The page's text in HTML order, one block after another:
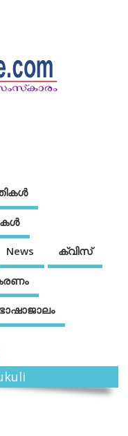
News ക്വിസ്